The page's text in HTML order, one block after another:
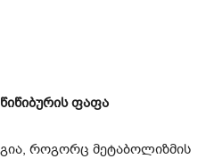
ფაფა
როგორც მეტაბოლიზმის